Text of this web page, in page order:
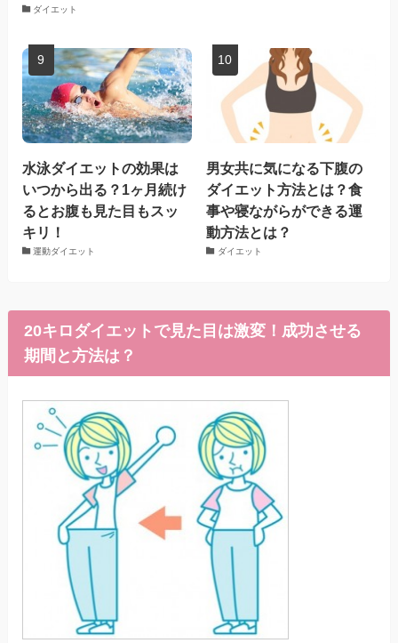
ダイエット
水泳ダイエットの効果は
いつから出る？1ヶ月続け
るとお腹も見た目もスッ
キリ！
運動ダイエット
男女共に気になる下腹の
ダイエット方法とは？食
事や寝ながらができる運
動方法とは？
ダイエット
20キロダイエットで見た目は激変！成功させる
期間と方法は？